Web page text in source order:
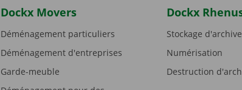
Dockx Movers
Déménagement particuliers
Déménagement d'entreprises
Garde-meuble
Dockx
Stockage
Numérisation
Destruction